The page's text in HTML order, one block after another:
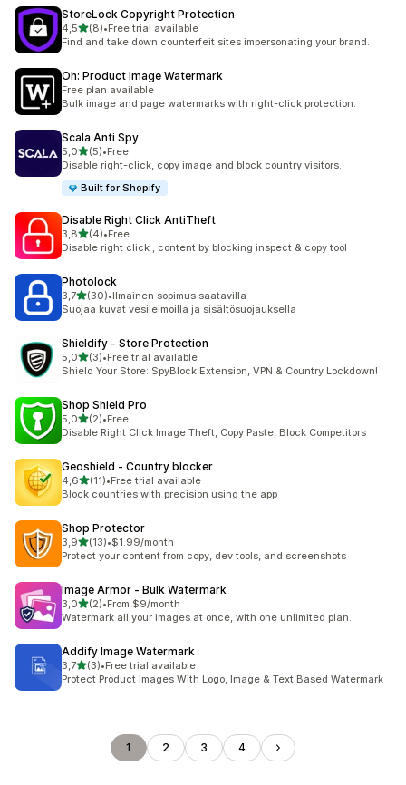
StoreLock Copyright Protection
4,5/ 5 tähteä
(8)
8 arvostelua yhteensä
•Free trial available
Find and take down counterfeit sites impersonating your brand.
Oh: Product Image Watermark
Free plan available
Bulk image and page watermarks with right-click protection.
Scala Anti Spy
5,0/ 5 tähteä
(5)
5 arvostelua yhteensä
•Free
Disable right-click, copy image and block country visitors.
Built for Shopify
Disable Right Click AntiTheft
3,8/ 5 tähteä
(4)
4 arvostelua yhteensä
•Free
Disable right click , content by blocking inspect & copy tool
Photolock
3,7/ 5 tähteä
(30)
30 arvostelua yhteensä
•Ilmainen sopimus saatavilla
Suojaa kuvat vesileimoilla ja sisältösuojauksella
Shieldify ‑ Store Protection
5,0/ 5 tähteä
(3)
3 arvostelua yhteensä
•Free trial available
Shield Your Store: SpyBlock Extension, VPN & Country Lockdown!
Shop Shield Pro
5,0/ 5 tähteä
(2)
2 arvostelua yhteensä
•Free
Disable Right Click Image Theft, Copy Paste, Block Competitors
Geoshield ‑ Country blocker
4,6/ 5 tähteä
(11)
11 arvostelua yhteensä
•Free trial available
Block countries with precision using the app
Shop Protector
3,9/ 5 tähteä
(13)
13 arvostelua yhteensä
•$1.99/month
Protect your content from copy, dev tools, and screenshots
Image Armor ‑ Bulk Watermark
3,0/ 5 tähteä
(2)
2 arvostelua yhteensä
•From $9/month
Watermark all your images at once, with one unlimited plan.
Addify Image Watermark
3,7/ 5 tähteä
(3)
3 arvostelua yhteensä
•Free trial available
Protect Product Images With Logo, Image & Text Based Watermark
1 2 3 4